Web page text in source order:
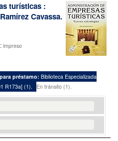
turísticas :
Cavassa.
impreso
préstamo:Biblioteca Especializada
R173a] (1). En tránsito (1).